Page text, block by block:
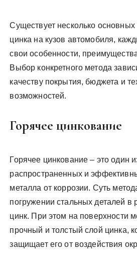
Существует несколько
цинка на кузов автомобиля,
свои особенности,
Выбор конкретного метода
качеству покрытия, бюджета и
возможностей.
Горячее цинкование
Горячее цинкование – это один
распространенных и
металла от коррозии. Суть
погружении стальных деталей в
цинк. При этом на поверхности
прочный и толстый слой цинка,
защищает его от воздействия